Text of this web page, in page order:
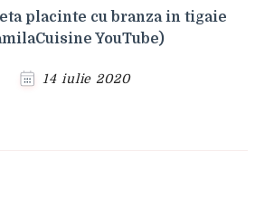
placinte cu branza in tigaie
YouTube)
14 iulie 2020